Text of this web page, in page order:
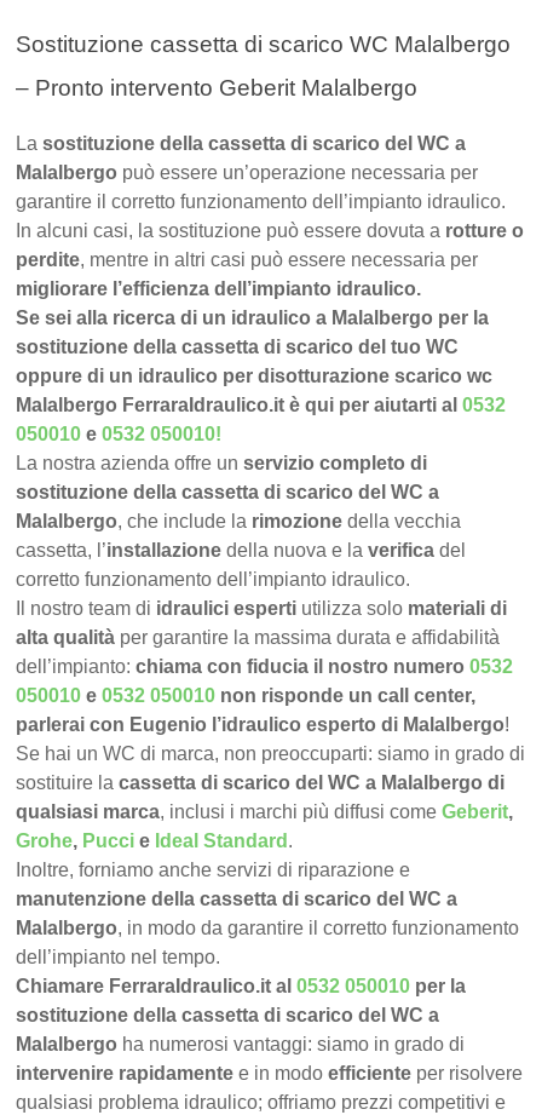
Sostituzione cassetta di scarico WC Malalbergo
– Pronto intervento Geberit Malalbergo
Lasostituzione della cassetta di scarico del WC a
Malalbergo può essere un’operazione necessaria per
garantire il corretto funzionamento dell’impianto idraulico.
In alcuni casi, la sostituzione può essere dovuta a rotture o
perdite, mentre in altri casi può essere necessaria per
migliorare l’efficienza dell’impianto idraulico.
Se sei alla ricerca di un idraulico a Malalbergo per la
sostituzione della cassetta di scarico del tuo WC
oppure di un idraulico per disotturazione scarico wc
Malalbergo FerraraIdraulico.it è qui per aiutarti al0532
050010 e0532 050010!
La nostra azienda offre unservizio completo di
sostituzione della cassetta di scarico del WC a
Malalbergo, che include la rimozione della vecchia
cassetta, l’installazione della nuova e laverifica del
corretto funzionamento dell’impianto idraulico.
Il nostro team di idraulici esperti utilizza solo materiali di
alta qualità per garantire la massima durata e affidabilità
dell’impianto:chiama con fiducia il nostro numero0532
050010 e0532 050010 non risponde un call center,
parlerai con Eugenio l’idraulico esperto di Malalbergo!
Se hai un WC di marca, non preoccuparti: siamo in grado di
sostituire lacassetta di scarico del WC a Malalbergo di
qualsiasi marca, inclusi i marchi più diffusi comeGeberit,
Grohe, Pucci e Ideal Standard .
Inoltre, forniamo anche servizi di riparazione e
manutenzione della cassetta di scarico del WC a
Malalbergo, in modo da garantire il corretto funzionamento
dell’impianto nel tempo.
Chiamare FerraraIdraulico.it al0532 050010 per la
sostituzione della cassetta di scarico del WC a
Malalbergo ha numerosi vantaggi: siamo in grado di
intervenire rapidamente e in modoefficiente per risolvere
qualsiasi problema idraulico; offriamo prezzi competitivi e